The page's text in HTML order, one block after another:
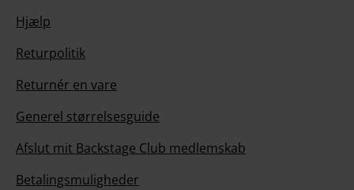
Hjælp
Returpolitik
Returnér en vare
Generel størrelsesguide
Afslut mit Backstage Club medlemskab
Betalingsmuligheder